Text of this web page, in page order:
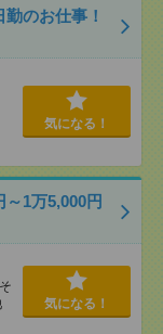
のお仕事！
気になる！
1万5,000円
気になる！